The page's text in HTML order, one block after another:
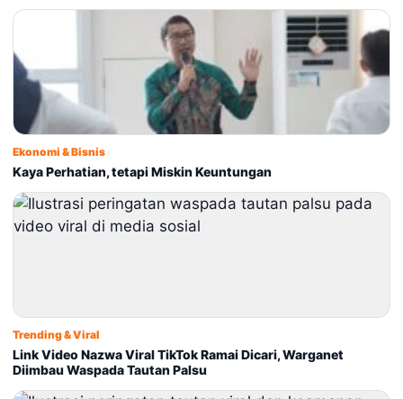
Ekonomi & Bisnis
Kaya Perhatian, tetapi Miskin Keuntungan
Trending & Viral
Link Video Nazwa Viral TikTok Ramai Dicari, Warganet
Diimbau Waspada Tautan Palsu